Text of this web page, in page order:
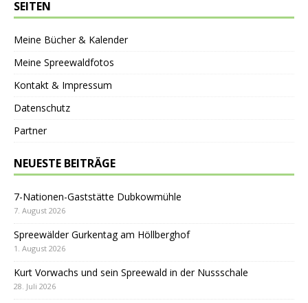
SEITEN
Meine Bücher & Kalender
Meine Spreewaldfotos
Kontakt & Impressum
Datenschutz
Partner
NEUESTE BEITRÄGE
7-Nationen-Gaststätte Dubkowmühle
7. August 2026
Spreewälder Gurkentag am Höllberghof
1. August 2026
Kurt Vorwachs und sein Spreewald in der Nussschale
28. Juli 2026